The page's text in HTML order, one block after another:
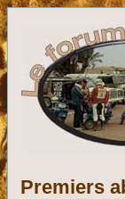
Premiers